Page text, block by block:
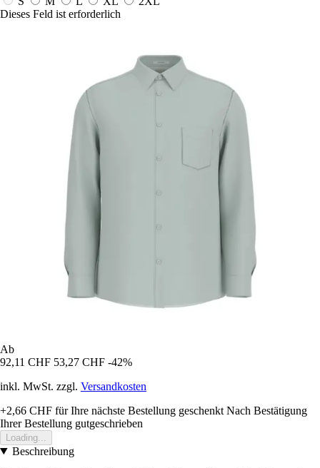
Dieses Feld ist erforderlich
Ab
92,11 CHF 53,27 CHF -42%
inkl. MwSt. zzgl. Versandkosten
+2,66 CHF für Ihre nächste Bestellung geschenkt Nach Bestätigung
Ihrer Bestellung gutgeschrieben
Loading...
Beschreibung